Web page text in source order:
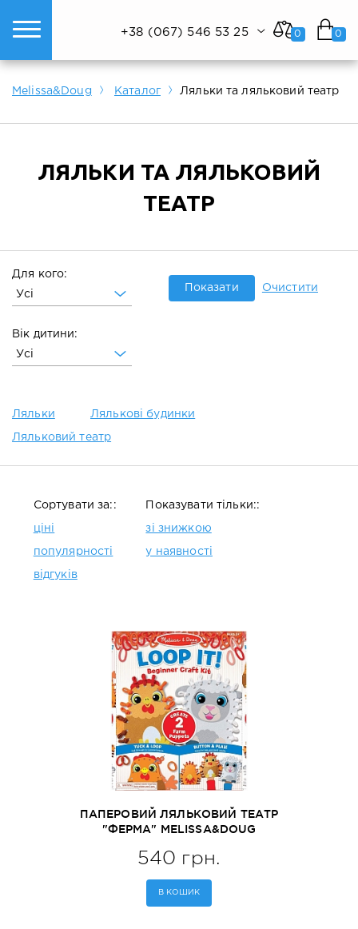
Показати все
Показати все
Показати все
+38 (067) 546 53 25
Melissa&Doug Каталог Ляльки та ляльковий театр
ЛЯЛЬКИ ТА ЛЯЛЬКОВИЙ
ТЕАТР
Показати Очистити
Для кого:
Усі
Вік дитини:
Усі
Ляльки Лялькові будинки
Ляльковий театр
Сортувати за::
ціні
популярності
відгуків
Показувати тільки::
зі знижкою
у наявності
ПАПЕРОВИЙ ЛЯЛЬКОВИЙ ТЕАТР
"ФЕРМА" MELISSA&DOUG
540 грн.
В КОШИК
0 0